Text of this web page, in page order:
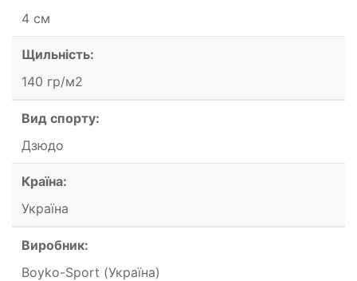
4 см
Щильність:
140 гр/м2
Вид спорту:
Дзюдо
Країна:
Україна
Виробник:
Boyko-Sport (Україна)